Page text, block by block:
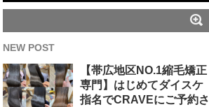
NEW POST
【帯広地区NO.1縮毛矯正
専門】はじめてダイスケ
指名でCRAVEにご予約さ